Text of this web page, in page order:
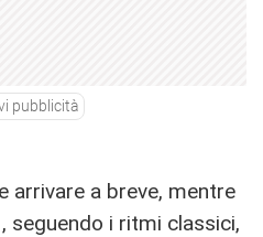
pubblicità
arrivare a breve, mentre
seguendo i ritmi classici,